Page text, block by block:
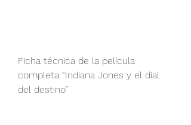
Ficha técnica de la película
completa “Indiana Jones y el dial
del destino”